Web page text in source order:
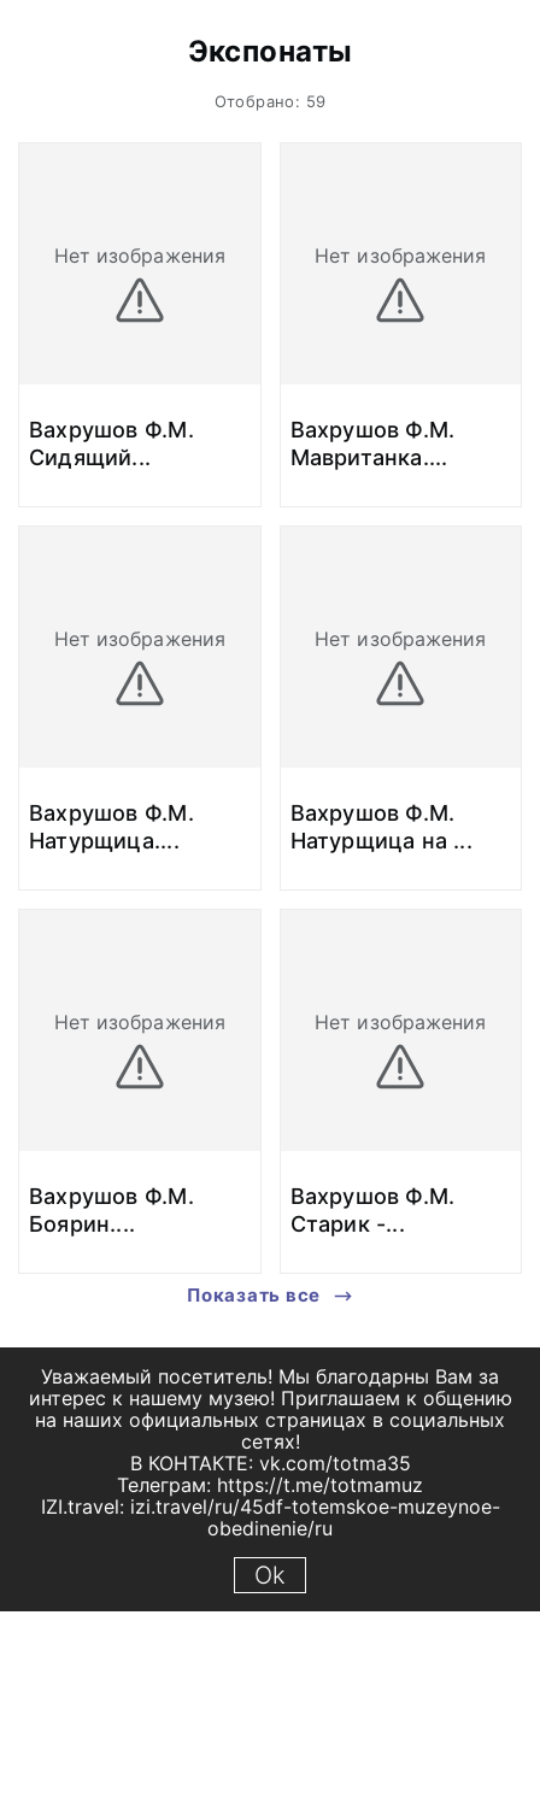
Экспонаты
Отобрано: 59
Нет изображения
Вахрушов Ф.М.
Сидящий...
Нет изображения
Вахрушов Ф.М.
Мавританка....
Нет изображения
Вахрушов Ф.М.
Натурщица....
Нет изображения
Вахрушов Ф.М.
Натурщица на ...
Нет изображения
Вахрушов Ф.М.
Боярин....
Нет изображения
Вахрушов Ф.М.
Старик -...
Показать все
Уважаемый посетитель! Мы благодарны Вам за
интерес к нашему музею! Приглашаем к общению
на наших официальных страницах в социальных
сетях!
В КОНТАКТЕ: vk.com/totma35
Телеграм: https://t.me/totmamuz
IZI.travel: izi.travel/ru/45df-totemskoe-muzeynoe-
obedinenie/ru
Ok